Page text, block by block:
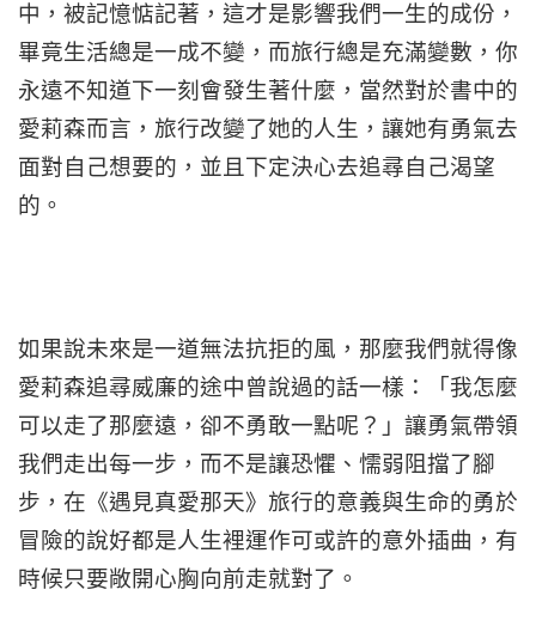
中，被記憶惦記著，這才是影響我們一生的成份，
畢竟生活總是一成不變，而旅行總是充滿變數，你
永遠不知道下一刻會發生著什麼，當然對於書中的
愛莉森而言，旅行改變了她的人生，讓她有勇氣去
面對自己想要的，並且下定決心去追尋自己渴望
的。
如果說未來是一道無法抗拒的風，那麼我們就得像
愛莉森追尋威廉的途中曾說過的話一樣：「我怎麼
可以走了那麼遠，卻不勇敢一點呢？」讓勇氣帶領
我們走出每一步，而不是讓恐懼、懦弱阻擋了腳
步，在《遇見真愛那天》旅行的意義與生命的勇於
冒險的說好都是人生裡運作可或許的意外插曲，有
時候只要敞開心胸向前走就對了。